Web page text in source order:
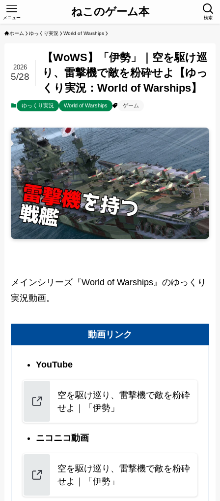
ねこのゲーム本 検索
メニュー
ホーム ゆっくり実況 World of Warships
【WoWS】「伊勢」｜空を駆け巡
り、雷撃機で敵を粉砕せよ【ゆっ
くり実況：World of Warships】
2026
5/28
ゆっくり実況 World of Warships ゲーム
メインシリーズ『World of Warships』のゆっくり
実況動画。
動画リンク
YouTube
空を駆け巡り、雷撃機で敵を粉砕
せよ｜「伊勢」
ニコニコ動画
空を駆け巡り、雷撃機で敵を粉砕
せよ｜「伊勢」